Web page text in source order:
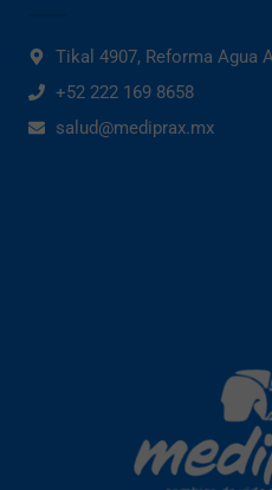
Tikal 4907, Reforma Agua
+52 222 169 8658
salud@mediprax.mx